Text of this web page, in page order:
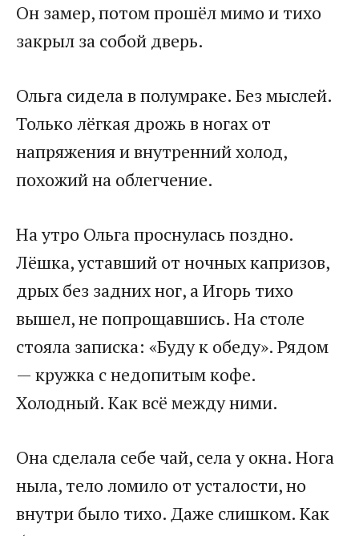
Он замер, потом прошёл мимо и тихо
закрыл за собой дверь.
Ольга сидела в полумраке. Без мыслей.
Только лёгкая дрожь в ногах от
напряжения и внутренний холод,
похожий на облегчение.
На утро Ольга проснулась поздно.
Лёшка, уставший от ночных капризов,
дрых без задних ног, а Игорь тихо
вышел, не попрощавшись. На столе
стояла записка: «Буду к обеду». Рядом
— кружка с недопитым кофе.
Холодный. Как всё между ними.
Она сделала себе чай, села у окна. Нога
ныла, тело ломило от усталости, но
внутри было тихо. Даже слишком. Как